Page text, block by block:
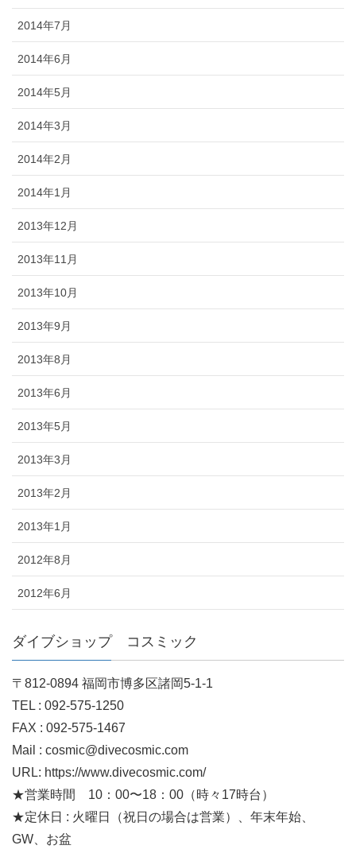
2014年7月
2014年6月
2014年5月
2014年3月
2014年2月
2014年1月
2013年12月
2013年11月
2013年10月
2013年9月
2013年8月
2013年6月
2013年5月
2013年3月
2013年2月
2013年1月
2012年8月
2012年6月
ダイブショップ コスミック
〒812-0894 福岡市博多区諸岡5-1-1
TEL : 092-575-1250
FAX : 092-575-1467
Mail : cosmic@divecosmic.com
URL: https://www.divecosmic.com/
★営業時間 10：00〜18：00（時々17時台）
★定休日 : 火曜日（祝日の場合は営業）、年末年始、
GW、お盆